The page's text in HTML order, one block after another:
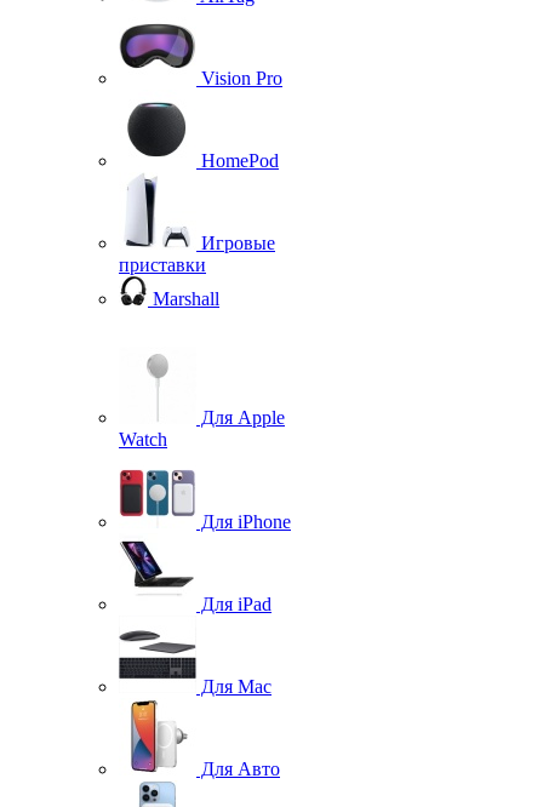
Vision Pro
HomePod
Игровые
приставки
Marshall
Для Apple
Watch
Для iPhone
Для iPad
Для Mac
Для Авто